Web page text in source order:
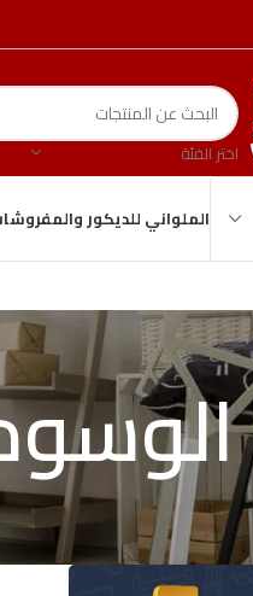
اختر الفئة
الملواني للديكور